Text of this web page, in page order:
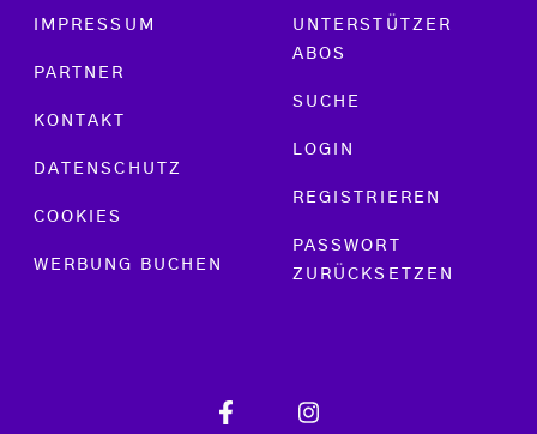
Footer menu
IMPRESSUM
PARTNER
KONTAKT
DATENSCHUTZ
COOKIES
WERBUNG BUCHEN
UNTERSTÜTZER
ABOS
SUCHE
LOGIN
REGISTRIEREN
PASSWORT
ZURÜCKSETZEN